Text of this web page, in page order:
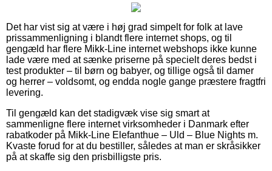
Det har vist sig at være i høj grad simpelt for folk at lave
prissammenligning i blandt flere internet shops, og til
gengæld har flere Mikk-Line internet webshops ikke kunne
lade være med at sænke priserne på specielt deres bedst i
test produkter – til børn og babyer, og tillige også til damer
og herrer – voldsomt, og endda nogle gange præstere fragtfri
levering.
Til gengæld kan det stadigvæk vise sig smart at
sammenligne flere internet virksomheder i Danmark efter
rabatkoder på Mikk-Line Elefanthue – Uld – Blue Nights m.
Kvaste forud for at du bestiller, således at man er skråsikker
på at skaffe sig den prisbilligste pris.